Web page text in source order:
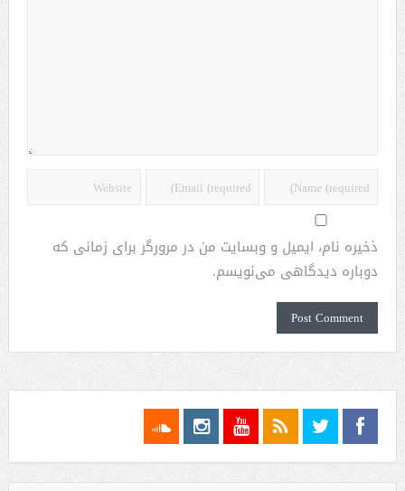
ذخیره نام، ایمیل و وبسایت من در مرورگر برای زمانی که
دوباره دیدگاهی می‌نویسم.